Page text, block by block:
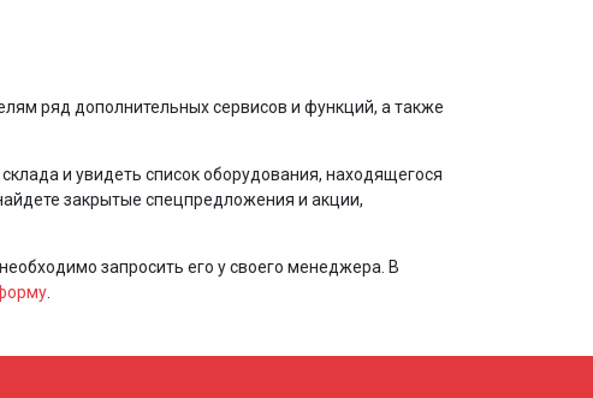
ряд дополнительных сервисов и функций, а также
и увидеть список оборудования, находящегося
закрытые спецпредложения и акции,
запросить его у своего менеджера. В